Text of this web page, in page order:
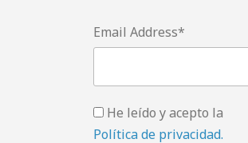
Email Address*
He leído y acepto la
Política de privacidad.